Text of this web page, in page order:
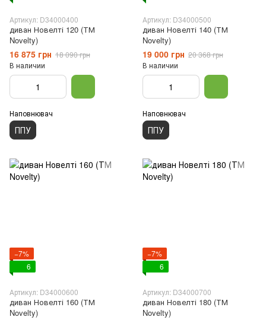
Артикул: D34000400
диван Новелті 120 (ТМ
Novelty)
16 875 грн 18 090 грн
В наличии
Наповнювач
ППУ
Артикул: D34000500
диван Новелті 140 (ТМ
Novelty)
19 000 грн 20 368 грн
В наличии
Наповнювач
ППУ
−7%
6
Артикул: D34000600
диван Новелті 160 (ТМ
Novelty)
−7%
6
Артикул: D34000700
диван Новелті 180 (ТМ
Novelty)